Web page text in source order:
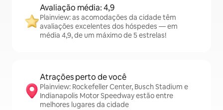
Avaliação média: 4,9
Plainview: as acomodações da cidade têm
avaliações excelentes dos hóspedes — em
média 4,9, de um máximo de 5 estrelas!
Atrações perto de você
Plainview: Rockefeller Center, Busch Stadium e
Indianapolis Motor Speedway estão entre
melhores lugares da cidade